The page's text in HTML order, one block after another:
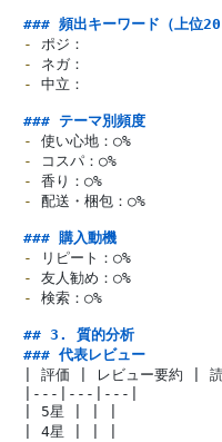
### 頻出キーワード（上位20
-
-
-
中立：
### テーマ別頻度
-
-
-
-
配送・梱包：○%
### 購入動機
-
-
-
検索：○%
## 3. 質的分析
### 代表レビュー
| 評価 | レビュー要約 | 読
|---|---|---|
| 5星 | | |
| 4星 | | |